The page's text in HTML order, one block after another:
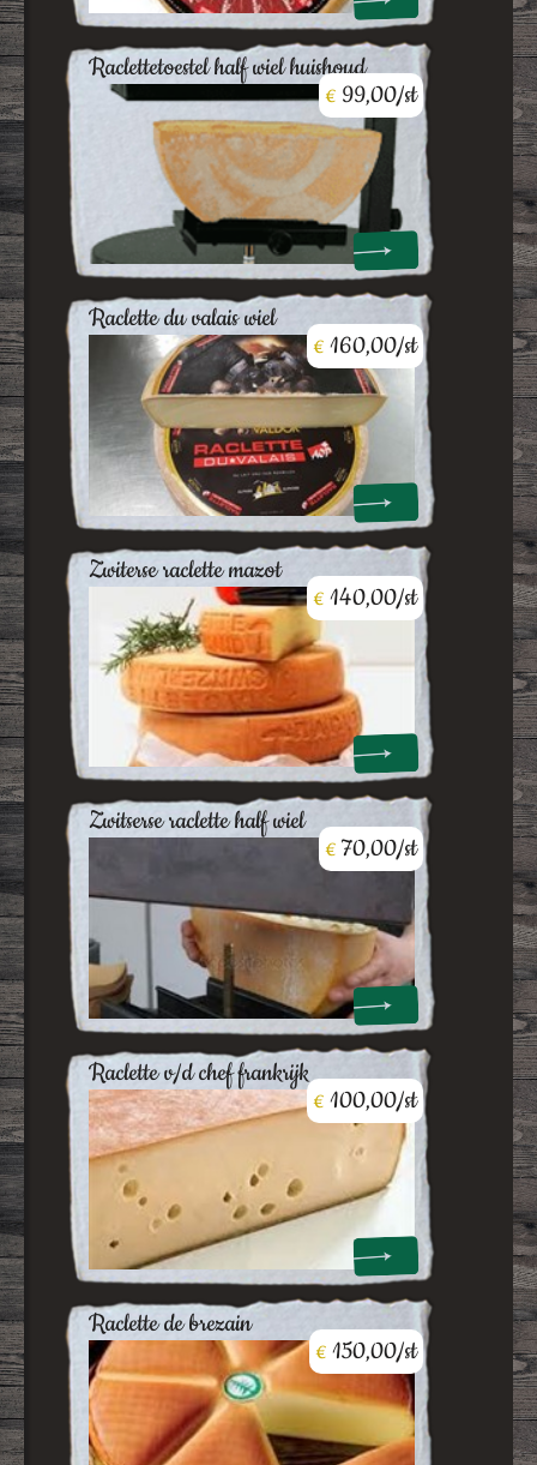
raclettetoestel half wiel huishoud
€99,00/st
raclette du valais wiel
€160,00/st
zwiterse raclette mazot
€140,00/st
zwitserse raclette half wiel
€70,00/st
raclette v/d chef frankrijk
€100,00/st
raclette de brezain
€150,00/st